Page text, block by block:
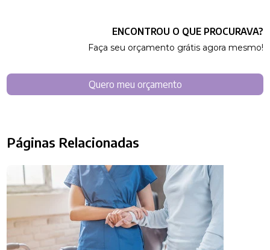
ENCONTROU O QUE PROCURAVA?
Faça seu orçamento grátis agora mesmo!
Quero meu orçamento
Páginas Relacionadas